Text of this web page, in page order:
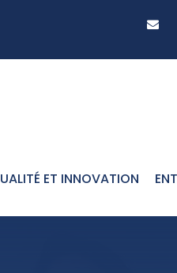
ET INNOVATION